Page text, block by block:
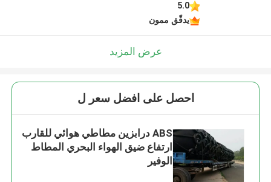
5.0
يدقّق ممون
عرض المزيد
احصل على افضل سعر ل
ABS درابزين مطاطي هوائي للقارب
ارتفاع ضيق الهواء البحري المطاط
الوفير